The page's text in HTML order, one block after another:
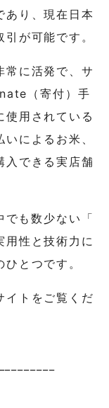
あり、現在日本
が可能です。
常に活発で、サ
（寄付）手
使用されている
によるお米、
入できる実店舗
も数少ない「
用性と技術力に
とつです。
イトをご覧くだ